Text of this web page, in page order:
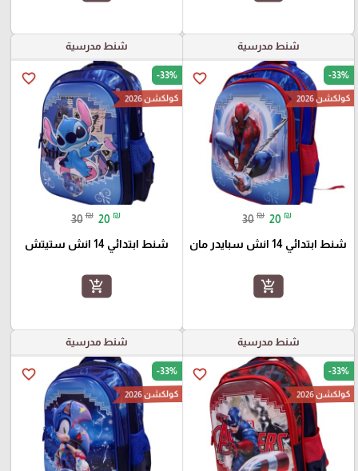
شنط مدرسية
favorite_border -33%
كولكشن 2026
30 ₪ 20 ₪
شنط ابتدائي 14 انش سبايدر مان
add_shopping_cart
شنط مدرسية
favorite_border -33%
كولكشن 2026
30 ₪ 20 ₪
شنط ابتدائي 14 انش ستيتش
add_shopping_cart
شنط مدرسية
favorite_border -33%
كولكشن 2026
شنط مدرسية
favorite_border -33%
كولكشن 2026